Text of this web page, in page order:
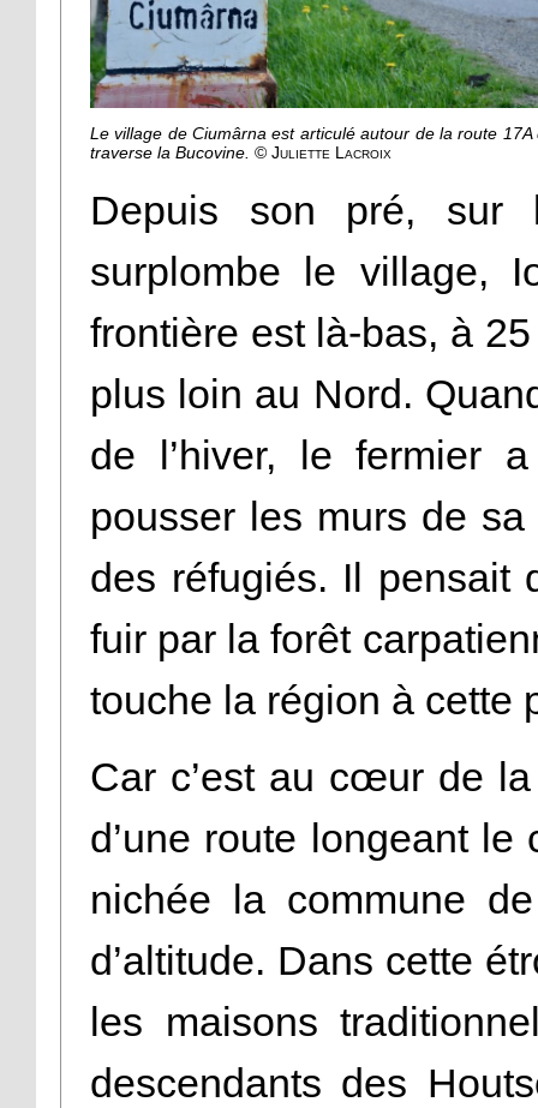
Le village de Ciumârna est articulé autour de la route 17A
traverse la Bucovine. © Juliette Lacroix
Depuis son pré,
surplombe le village,
frontière est là-bas, à
plus loin au Nord.
de l’hiver, le fermier
pousser les murs de
des réfugiés. Il pensait
fuir par la forêt
touche la région à cette
Car c’est au cœur de
d’une route longeant le
nichée la commune
d’altitude. Dans cette
les maisons
descendants des